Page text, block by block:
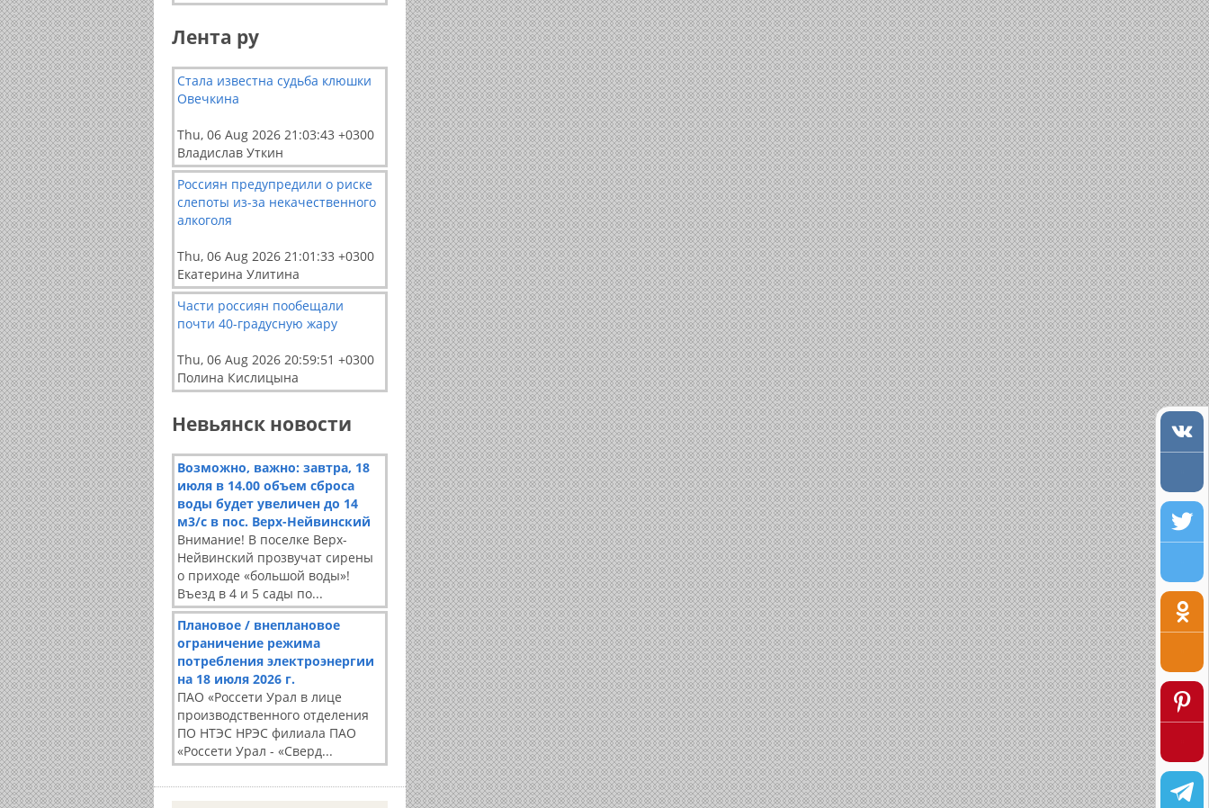
Лента ру
Стала известна судьба клюшки
Овечкина
Thu, 06 Aug 2026 21:03:43 +0300
Владислав Уткин
Россиян предупредили о риске
слепоты из-за некачественного
алкоголя
Thu, 06 Aug 2026 21:01:33 +0300
Екатерина Улитина
Части россиян пообещали
почти 40-градусную жару
Thu, 06 Aug 2026 20:59:51 +0300
Полина Кислицына
Невьянск новости
Возможно, важно: завтра, 18
июля в 14.00 объем сброса
воды будет увеличен до 14
м3/с в пос. Верх-Нейвинский
Внимание! В поселке Верх-
Нейвинский прозвучат сирены
о приходе «большой воды»!
Въезд в 4 и 5 сады по...
Плановое / внеплановое
ограничение режима
потребления электроэнергии
на 18 июля 2026 г.
ПАО «Россети Урал в лице
производственного отделения
ПО НТЭС НРЭС филиала ПАО
«Россети Урал - «Сверд...